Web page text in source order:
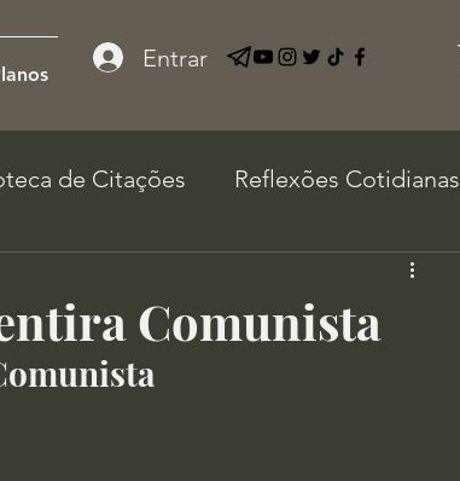
Entrar
de Citações Reflexões Cotidianas
Comunista